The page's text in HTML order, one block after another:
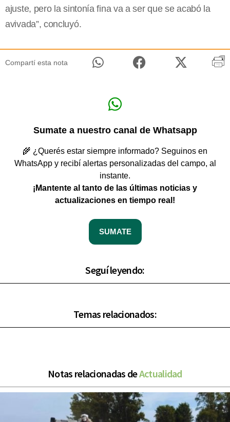
ajuste, pero la sintonía fina va a ser que se acabó la
avivada”, concluyó.
Compartí esta nota
Sumate a nuestro canal de Whatsapp
🌾 ¿Querés estar siempre informado? Seguinos en
WhatsApp y recibí alertas personalizadas del campo, al
instante.
¡Mantente al tanto de las últimas noticias y
actualizaciones en tiempo real!
SUMATE
Seguí leyendo:
Temas relacionados:
Notas relacionadas deActualidad